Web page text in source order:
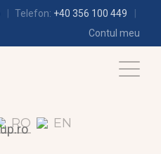
Telefon: +40 356 100 449
Contul meu
RO EN